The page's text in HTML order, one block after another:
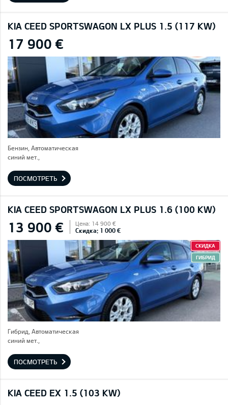
KIA CEED SPORTSWAGON LX PLUS 1.5 (117 KW)
17 900 €
Бензин, Автоматическая
синий мет.,
ПОСМОТРЕТЬ
KIA CEED SPORTSWAGON LX PLUS 1.6 (100 KW)
13 900 € Цена: 14 900 €
Скидка: 1 000 €
СКИДКА
ГИБРИД
Гибрид, Автоматическая
синий мет.,
ПОСМОТРЕТЬ
KIA CEED EX 1.5 (103 KW)